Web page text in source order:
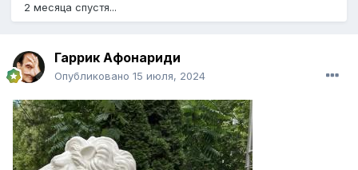
2 месяца спустя...
Гаррик Афонариди
Опубликовано 15 июля, 2024